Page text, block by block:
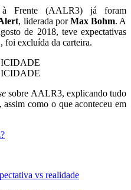
Frente (AALR3) já foram
, liderada porMax Bohm. A
de 2018, teve expectativas
foi excluída da carteira.
sobre AALR3, explicando tudo
como o que aconteceu em
vs realidade